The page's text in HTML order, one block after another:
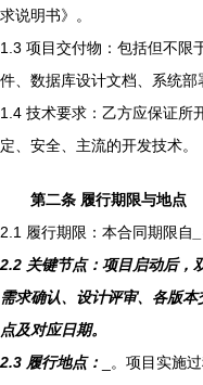
求说明书》。
1.3 项目交付物：包括但不限
件、数据库设计文档、系统部
1.4 技术要求：乙方应保证所
定、安全、主流的开发技术。
第二条 履行期限与地点
2.1 履行期限：本合同期限自
2.2 关键节点：项目启动后，
需求确认、设计评审、各版
点及对应日期。
2.3 履行地点：
_。项目实施